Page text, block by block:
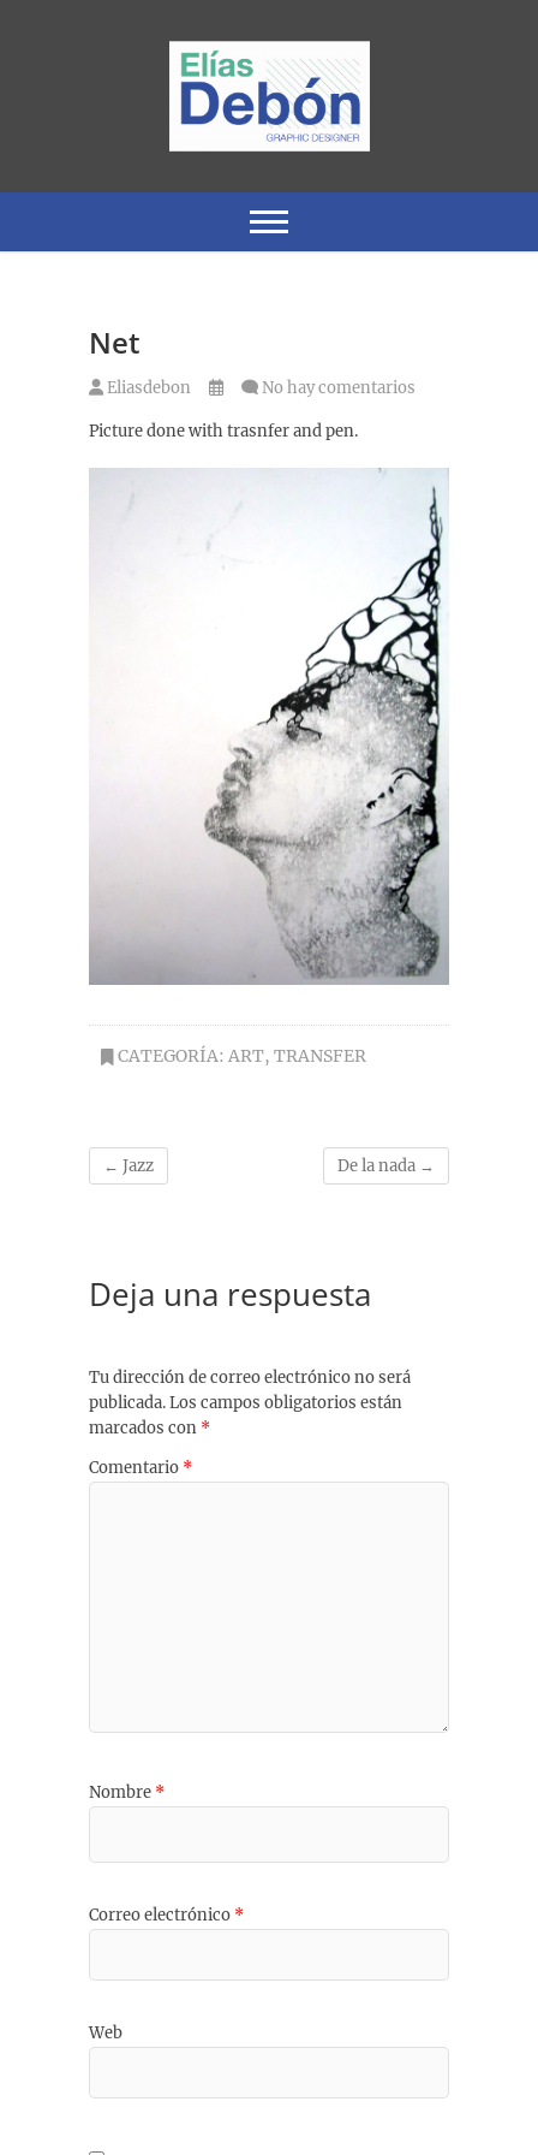
Elias Debon
Net
Eliasdebon No hay comentarios
Picture done with trasnfer and pen.
CATEGORÍA: ART, TRANSFER
← Jazz De la nada →
Deja una respuesta
Tu dirección de correo electrónico no será
publicada.Los campos obligatorios están
marcados con *
Comentario *
Nombre *
Correo electrónico *
Web